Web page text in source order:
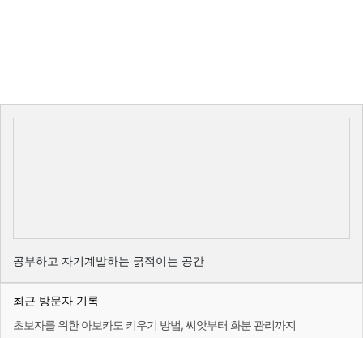
공부하고 자기계발하는 긁적이는 공간
최근 방문자 기록
초보자를 위한 아보카도 키우기 방법, 씨앗부터 화분 관리까지